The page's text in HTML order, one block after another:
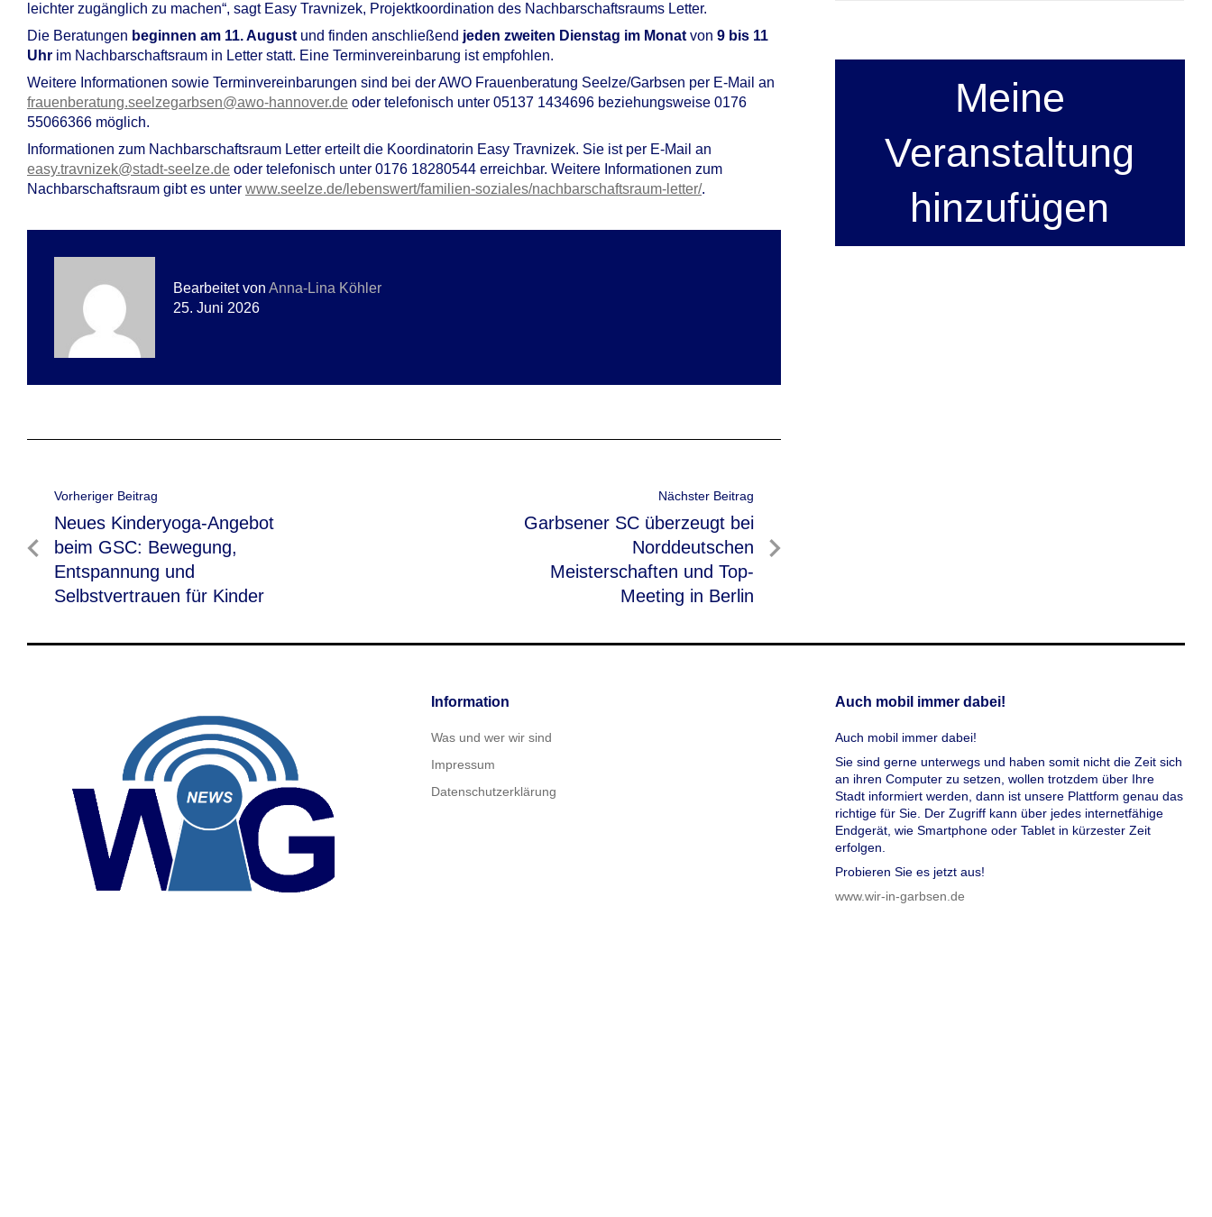
leichter zugänglich zu machen“, sagt Easy Travnizek, Projektkoordination des Nachbarschaftsraums Letter.
Die Beratungen beginnen am 11. August und finden anschließend jeden zweiten Dienstag im Monat von 9 bis 11
Uhr im Nachbarschaftsraum in Letter statt. Eine Terminvereinbarung ist empfohlen.
Weitere Informationen sowie Terminvereinbarungen sind bei der AWO Frauenberatung Seelze/Garbsen per E-Mail an
frauenberatung.seelzegarbsen@awo-hannover.de oder telefonisch unter 05137 1434696 beziehungsweise 0176
55066366 möglich.
Informationen zum Nachbarschaftsraum Letter erteilt die Koordinatorin Easy Travnizek. Sie ist per E-Mail an
easy.travnizek@stadt-seelze.de oder telefonisch unter 0176 18280544 erreichbar. Weitere Informationen zum
Nachbarschaftsraum gibt es unter www.seelze.de/lebenswert/familien-soziales/nachbarschaftsraum-letter/.
Bearbeitet von Anna-Lina Köhler
25. Juni 2026
Beitragsnavigation
Vorheriger Beitrag
Vorheriger
Beitrag
Neues Kinderyoga-Angebot
beim GSC: Bewegung,
Entspannung und
Selbstvertrauen für Kinder
Nächster Beitrag
Nächster
Garbsener SC überzeugt bei
Norddeutschen
Meisterschaften und Top-
Meeting in Berlin
Meine
Veranstaltung
hinzufügen
Information
Was und wer wir sind
Impressum
Datenschutzerklärung
Auch mobil immer dabei!
Auch mobil immer dabei!
Sie sind gerne unterwegs und haben somit nicht die Zeit sich
an ihren Computer zu setzen, wollen trotzdem über Ihre
Stadt informiert werden, dann ist unsere Plattform genau das
richtige für Sie. Der Zugriff kann über jedes internetfähige
Endgerät, wie Smartphone oder Tablet in kürzester Zeit
erfolgen.
Probieren Sie es jetzt aus!
www.wir-in-garbsen.de